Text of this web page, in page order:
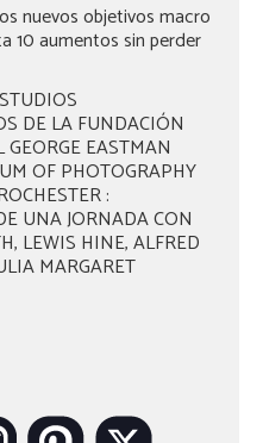
nuevos objetivos macro
10 aumentos sin perder
DE LA FUNDACIÓN
EASTMAN
OF PHOTOGRAPHY
:
UNA JORNADA CON
LEWIS HINE, ALFRED
MARGARET